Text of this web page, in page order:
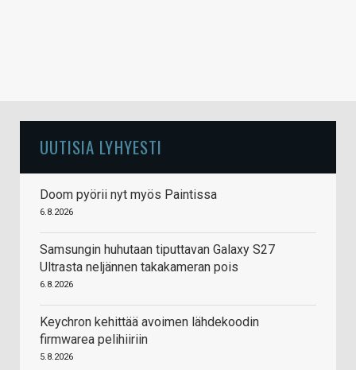
UUTISIA LYHYESTI
Doom pyörii nyt myös Paintissa
6.8.2026
Samsungin huhutaan tiputtavan Galaxy S27
Ultrasta neljännen takakameran pois
6.8.2026
Keychron kehittää avoimen lähdekoodin
firmwarea pelihiiriin
5.8.2026